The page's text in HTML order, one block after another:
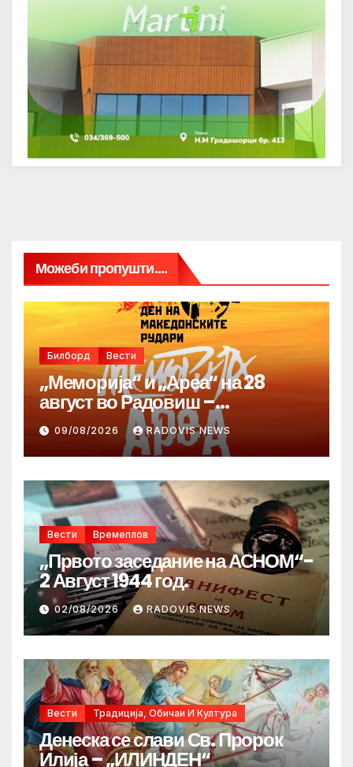
Можеби пропушти....
Билборд Вести
„Меморија“ и „Ареа“ на 28
август во Радовиш –
продолжува традицијата за
Денот на македонските рудари
09/08/2026 RADOVIS NEWS
Вести Времеплов
„Првото заседание на АСНОМ“-
2 Август 1944 год.
02/08/2026 RADOVIS NEWS
Вести Традиција, Обичаи И Култура
Денеска се слави Св. Пророк
Илија – „ИЛИНДЕН“